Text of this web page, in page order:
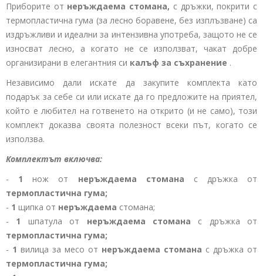
Приборите от неръждаема стомана, с дръжки, покрити с
термопластична гума (за лесно боравене, без изплъзване) са
издръжливи и идеални за интензивна употреба, защото не се
износват лесно, а когато не се използват, чакат добре
организирани в елегантния си калъф за съхранение .
Независимо дали искате да закупите комплекта като
подарък за себе си или искате да го предложите на приятел,
който е любител на готвенето на открито (и не само), този
комплект доказва своята полезност всеки път, когато се
използва.
Комплектът включва:
- 1 нож от неръждаема стомана с дръжка от
термопластична гума;
- 1 щипка от неръждаема стомана;
- 1 шпатула от неръждаема стомана с дръжка от
термопластична гума;
- 1 вилица за месо от неръждаема стомана с дръжка от
термопластична гума;